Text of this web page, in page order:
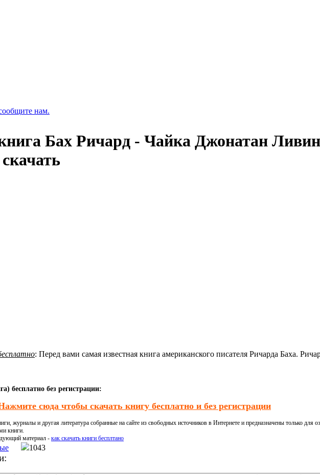
нам.
Бах Ричард - Чайка Джонатан
: Перед вами самая известная книга американского писателя Ричарда Баха.
бесплатно без регистрации:
сюда чтобы скачать книгу бесплатно и без регистрации
журналы и другая литература собранные на сайте из свободных источников в Интернете и предназначены только для
книги.
материал - как скачать книги бесплтано
1043